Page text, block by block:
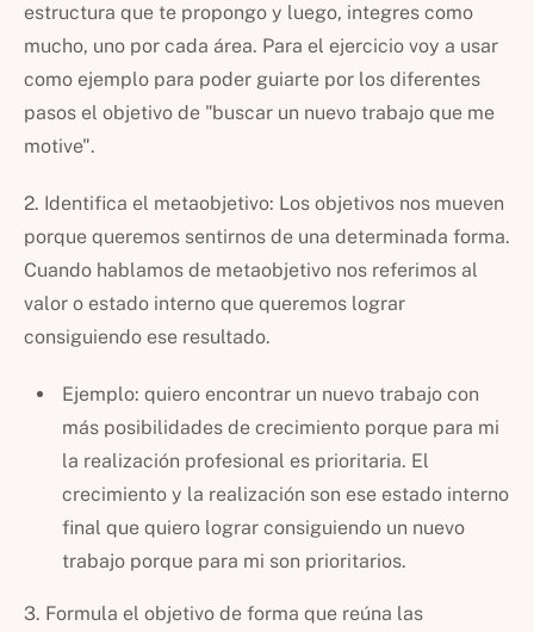
estructura que te propongo y luego, integres como
mucho, uno por cada área. Para el ejercicio voy a usar
como ejemplo para poder guiarte por los diferentes
pasos el objetivo de "buscar un nuevo trabajo que me
motive".
2. Identifica el metaobjetivo: Los objetivos nos mueven
porque queremos sentirnos de una determinada forma.
Cuando hablamos de metaobjetivo nos referimos al
valor o estado interno que queremos lograr
consiguiendo ese resultado.
Ejemplo: quiero encontrar un nuevo trabajo con
más posibilidades de crecimiento porque para mi
la realización profesional es prioritaria. El
crecimiento y la realización son ese estado interno
final que quiero lograr consiguiendo un nuevo
trabajo porque para mi son prioritarios.
3. Formula el objetivo de forma que reúna las